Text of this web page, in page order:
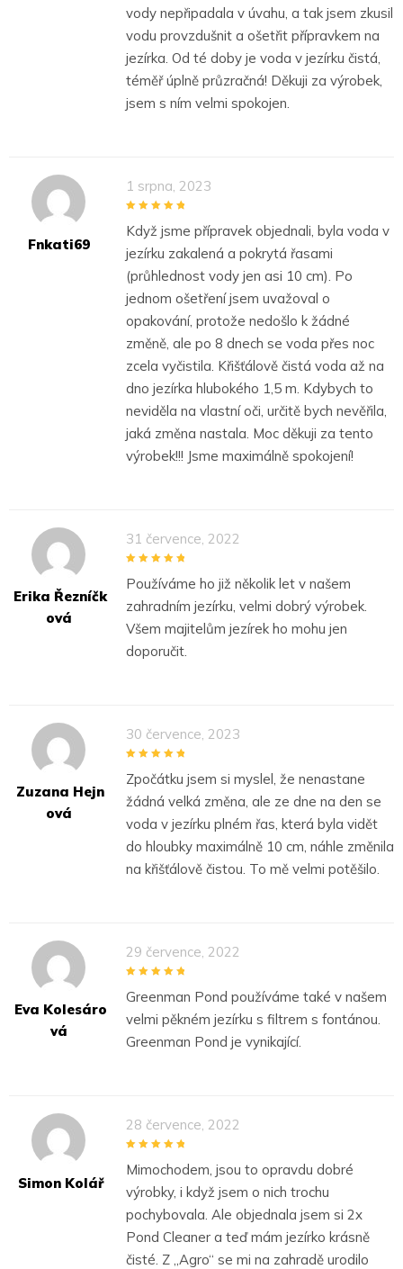
vody nepřipadala v úvahu, a tak jsem zkusil
vodu provzdušnit a ošetřit přípravkem na
jezírka. Od té doby je voda v jezírku čistá,
téměř úplně průzračná! Děkuji za výrobek,
jsem s ním velmi spokojen.
Fnkati69
1 srpna, 2023
Když jsme přípravek objednali, byla voda v
jezírku zakalená a pokrytá řasami
(průhlednost vody jen asi 10 cm). Po
jednom ošetření jsem uvažoval o
opakování, protože nedošlo k žádné
změně, ale po 8 dnech se voda přes noc
zcela vyčistila. Křišťálově čistá voda až na
dno jezírka hlubokého 1,5 m. Kdybych to
neviděla na vlastní oči, určitě bych nevěřila,
jaká změna nastala. Moc děkuji za tento
výrobek!!! Jsme maximálně spokojení!
Erika Řezníčk
Ová
31 července, 2022
Používáme ho již několik let v našem
zahradním jezírku, velmi dobrý výrobek.
Všem majitelům jezírek ho mohu jen
doporučit.
Zuzana Hejn
Ová
30 července, 2023
Zpočátku jsem si myslel, že nenastane
žádná velká změna, ale ze dne na den se
voda v jezírku plném řas, která byla vidět
do hloubky maximálně 10 cm, náhle změnila
na křišťálově čistou. To mě velmi potěšilo.
Eva Kolesáro
Vá
29 července, 2022
Greenman Pond používáme také v našem
velmi pěkném jezírku s filtrem s fontánou.
Greenman Pond je vynikající.
Simon Kolář
28 července, 2022
Mimochodem, jsou to opravdu dobré
výrobky, i když jsem o nich trochu
pochybovala. Ale objednala jsem si 2x
Pond Cleaner a teď mám jezírko krásně
čisté. Z „Agro“ se mi na zahradě urodilo